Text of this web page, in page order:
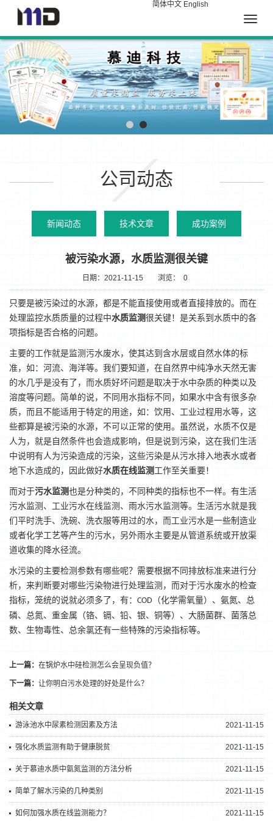
简体中文 English
Toggle
1 2
公司动态
新闻动态 技术文章 成功案例
被污染水源，水质监测很关键
日期：2021-11-15 浏览： 0
只要是被污染过的水源，都是不能直接使用或者直接排放的。而在
处理监控水质质量的过程中水质监测很关键！是关系到水质中的各
项指标是否合格的问题。
主要的工作就是监测污水废水，使其达到含水层或自然水体的标
准，如：河流、海洋等。我们要知道，在自然界中纯净水天然无害
的水几乎是没有了，而水质好坏问题是取决于水中杂质的种类以及
溶度等问题。简单的说，不同用水指标不同，如果水中含有很多杂
质，而且不能适用于特定的用途，如：饮用、工业过程用水等，这
些都算是被污染的水源，不可以正常的使用。虽然说，水质不仅是
人为，就是自然条件也会造成影响，但是说到污染，这在我们生活
中说明有人为污染造成的污染，这些污染是从污水排入地表水或者
地下水造成的，因此做好水质在线监测 工作至关重要！
而对于污水监测也是分种类的，不同种类的指标也不一样。有生活
污水监测、工业污水在线监测、雨水污水监测等。生活污水就是我
们平时洗手、洗碗、洗衣服等用过的水，而工业污水是一些制造业
或者化学工艺等产生的污水，另外雨水主要是从管道系统或开放渠
道收集的降水径流。
水污染的主要检测参数有哪些呢？需要根据不同排放标准来进行分
析，来判断要对哪些污染物进行处理监测，而对于污水废水的检查
指标，笼统的说就必须多了，有： COD （化学需氧量）、氨氮、总
磷、总氮、 重金属 （铬、镉、铅、银、铜等）、大肠菌群、菌落总
数、生物毒性、总余氯还有一些特殊的污染指标等。
上一篇： 在锅炉水中硅检测怎么会呈现负值？
下一篇： 让你明白污水处理的好处是什么？
相关文章
2021-11-15
游泳池水中尿素检测因素及方法
2021-11-15
强化水质监测有助于健康脱贫
2021-11-15
关于慕迪水质中氨氮监测的方法分析
2021-11-15
简单了解水污染的几种类别
2021-11-15
如何加强水质在线监测能力？